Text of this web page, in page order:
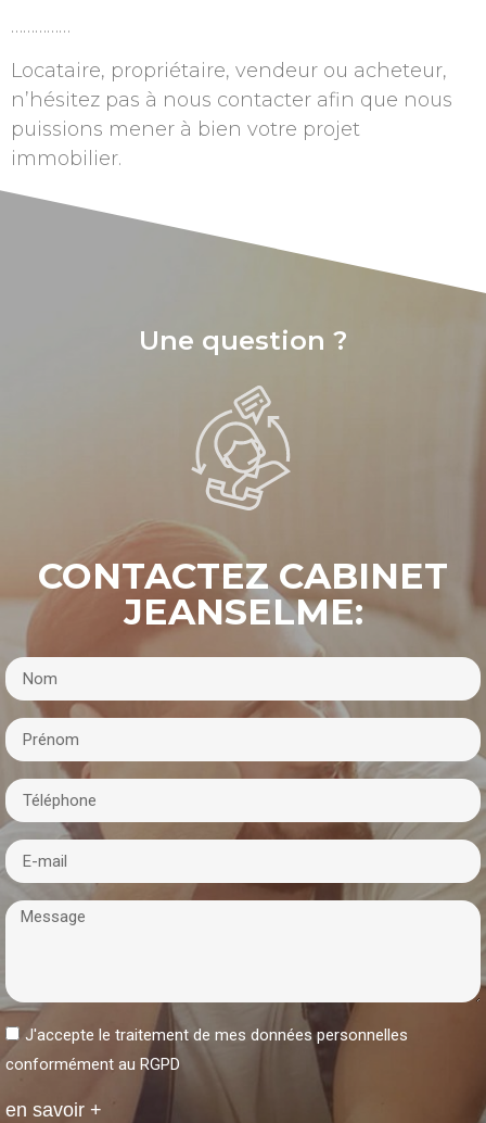
……………
Locataire, propriétaire, vendeur ou acheteur,
n’hésitez pas à nous contacter afin que nous
puissions mener à bien votre projet
immobilier.
Une question ?
CONTACTEZ CABINET
JEANSELME:
J'accepte le traitement de mes données personnelles
conformément au RGPD
en savoir +